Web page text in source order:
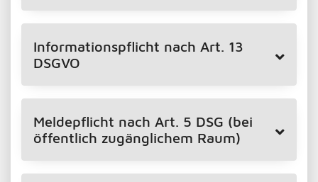
Informationspflicht nach Art. 13
DSGVO
Meldepflicht nach Art. 5 DSG (bei
öffentlich zugänglichem Raum)